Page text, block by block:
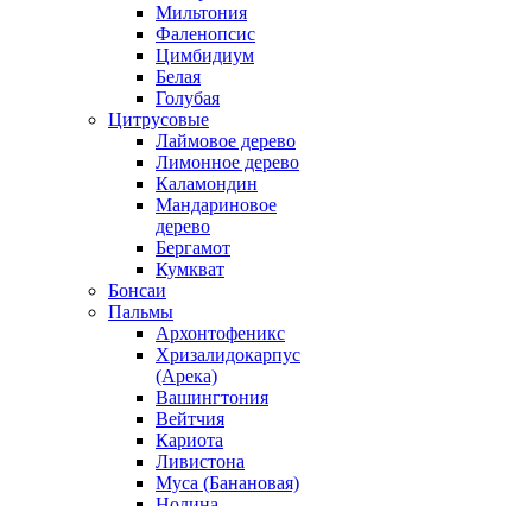
Мильтония
Фаленопсис
Цимбидиум
Белая
Голубая
Цитрусовые
Лаймовое дерево
Лимонное дерево
Каламондин
Мандариновое
дерево
Бергамот
Кумкват
Бонсаи
Пальмы
Архонтофеникс
Хризалидокарпус
(Арека)
Вашингтония
Вейтчия
Кариота
Ливистона
Муса (Банановая)